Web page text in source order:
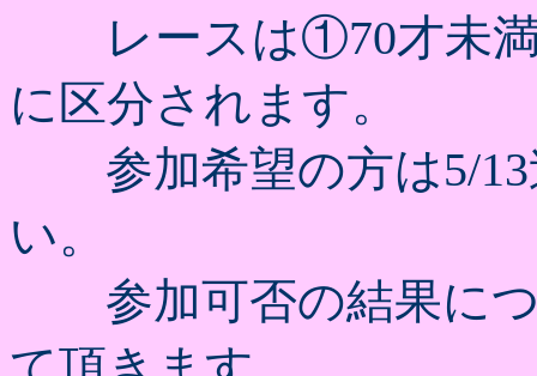
レースは①70才未満
に区分されます。
参加希望の方は5/13
い。
参加可否の結果につ